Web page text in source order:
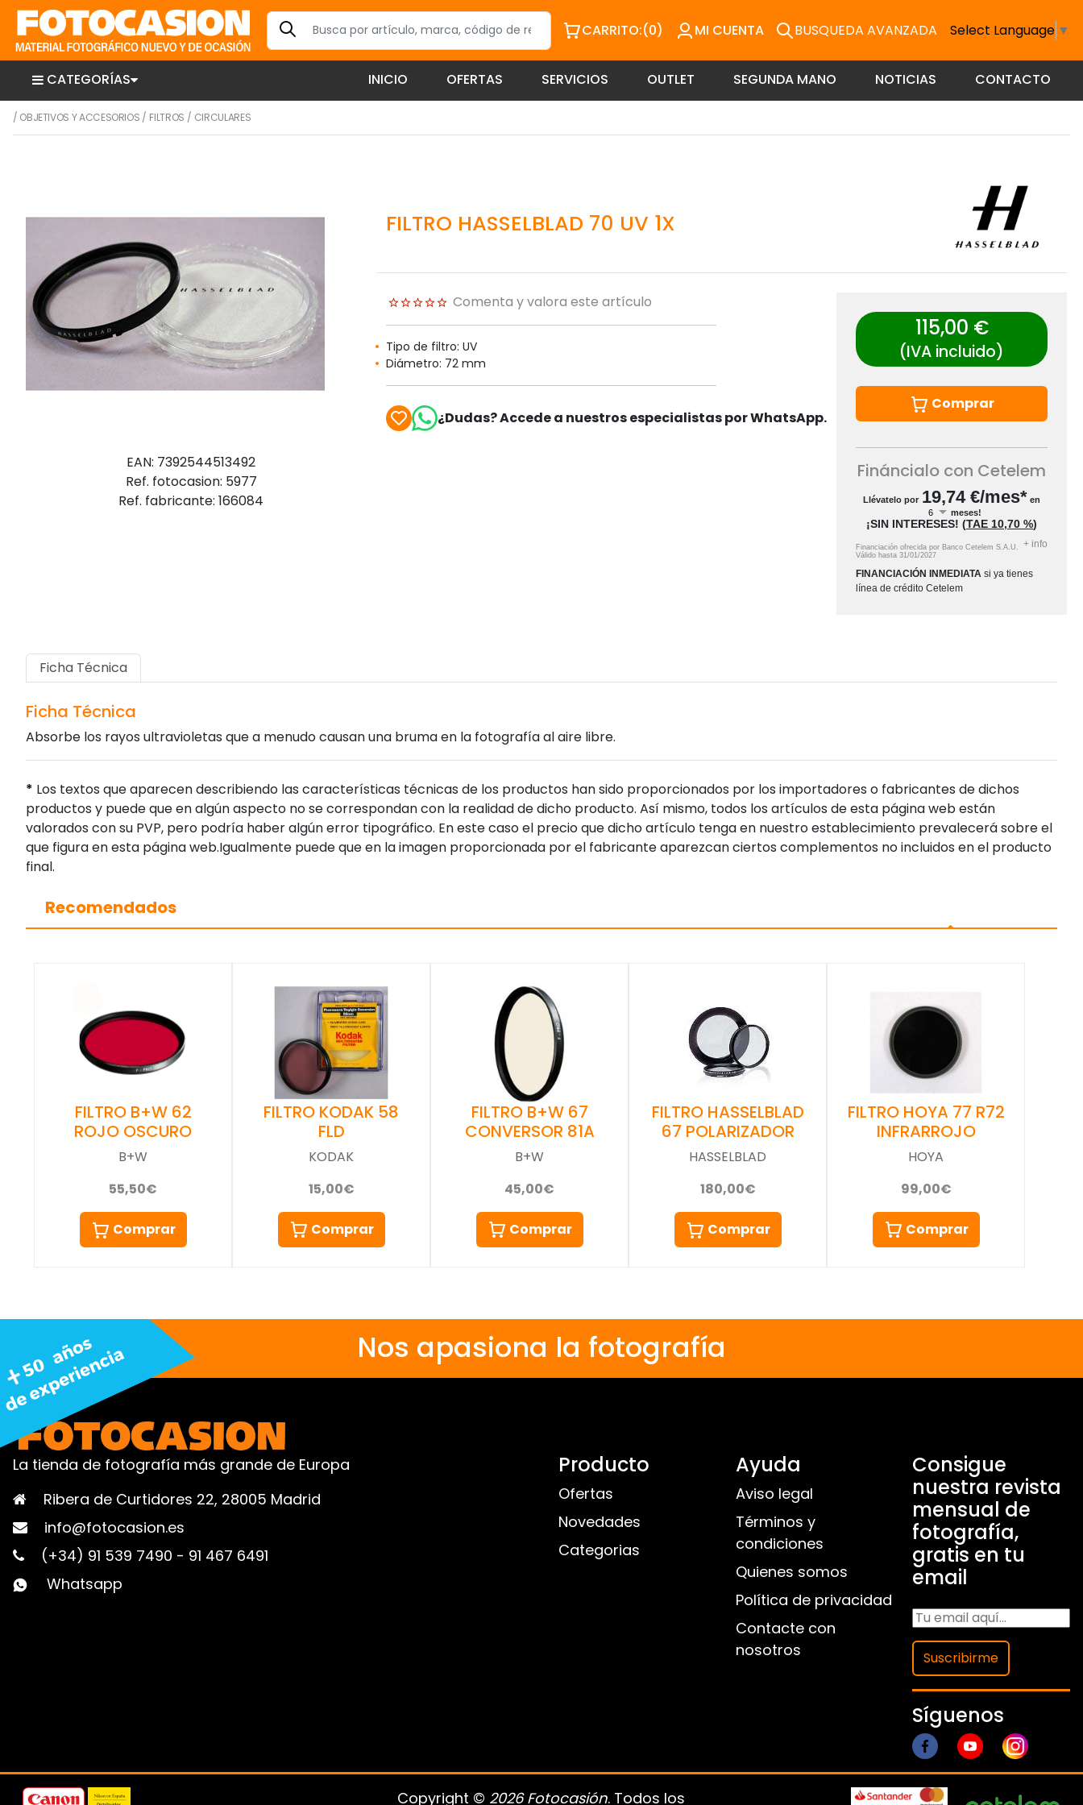
CARRITO:(0) MI CUENTA BUSQUEDA AVANZADA Select Language ▼
CATEGORÍAS INICIO OFERTAS SERVICIOS OUTLET SEGUNDA MANO NOTICIAS CONTACTO
/ OBJETIVOS Y ACCESORIOS / FILTROS / CIRCULARES
EAN: 7392544513492
Ref. fotocasion: 5977
Ref. fabricante: 166084
FILTRO HASSELBLAD 70 UV 1X
Comenta y valora este artículo
Tipo de filtro: UV
Diámetro: 72 mm
¿Dudas? Accede a nuestros especialistas por WhatsApp.
115,00 €
(IVA incluido)
Comprar
Fináncialo con Cetelem
Llévatelo por 19,74€/mes* en
meses!
¡SIN INTERESES!(TAE 10,70 %)
Financiación ofrecida por Banco Cetelem S.A.U.
Válido hasta31/01/2027
+ info
FINANCIACIÓN INMEDIATA si ya tienes
línea de crédito Cetelem
Ficha Técnica
Ficha Técnica
Absorbe los rayos ultravioletas que a menudo causan una bruma en la fotografía al aire libre.
* Los textos que aparecen describiendo las características técnicas de los productos han sido proporcionados por los importadores o fabricantes de dichos
productos y puede que en algún aspecto no se correspondan con la realidad de dicho producto. Así mismo, todos los artículos de esta página web están
valorados con su PVP, pero podría haber algún error tipográfico. En este caso el precio que dicho artículo tenga en nuestro establecimiento prevalecerá sobre el
que figura en esta página web.Igualmente puede que en la imagen proporcionada por el fabricante aparezcan ciertos complementos no incluidos en el producto
final.
Recomendados
FILTRO B+W 62
ROJO OSCURO
B+W
55,50€
Comprar
FILTRO KODAK 58
FLD
KODAK
15,00€
Comprar
FILTRO B+W 67
CONVERSOR 81A
B+W
45,00€
Comprar
FILTRO HASSELBLAD
67 POLARIZADOR
HASSELBLAD
180,00€
Comprar
FILTRO HOYA 77 R72
INFRARROJO
HOYA
99,00€
Comprar
Nos apasiona la fotografía
La tienda de fotografía más grande de Europa
Ribera de Curtidores 22, 28005 Madrid
info@fotocasion.es
(+34) 91 539 7490 - 91 467 6491
Whatsapp
Producto
Ofertas
Novedades
Categorias
Ayuda
Aviso legal
Términos y
condiciones
Quienes somos
Política de privacidad
Contacte con
nosotros
Consigue
nuestra revista
mensual de
fotografía,
gratis en tu
email
Suscribirme
Síguenos
Copyright © 2026 Fotocasión. Todos los